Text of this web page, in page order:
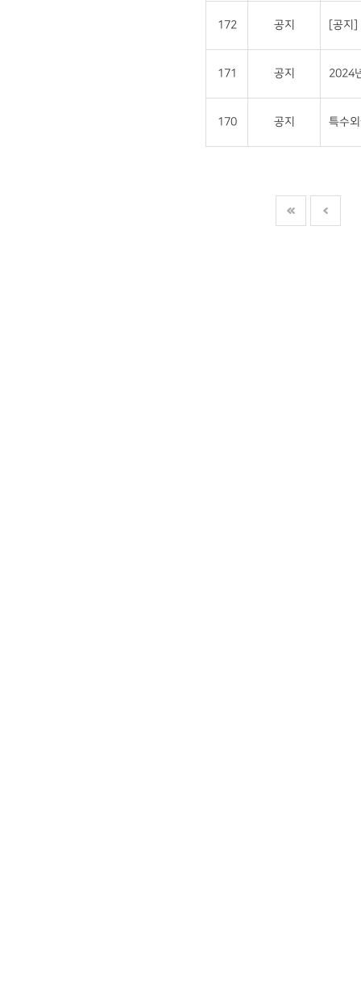
172 공지 [공지]
171 공지 2024
170 공지 특수